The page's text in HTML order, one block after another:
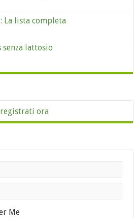
lista completa
senza lattosio
Me